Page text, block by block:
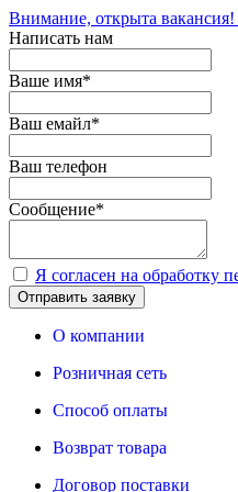
Внимание, открыта
Написать нам
Ваше имя*
Ваш емайл*
Ваш телефон
Сообщение*
Я согласен на обработку
Отправить заявку
О компании
Розничная сеть
Способ оплаты
Возврат товара
Договор поставки